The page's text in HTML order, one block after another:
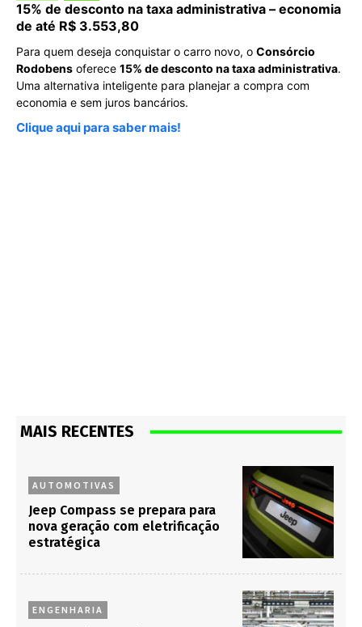
15% de desconto na taxa administrativa – economia
de até R$ 3.553,80
Para quem deseja conquistar o carro novo, o Consórcio
Rodobens oferece 15% de desconto na taxa administrativa.
Uma alternativa inteligente para planejar a compra com
economia e sem juros bancários.
Clique aqui para saber mais!
MAIS RECENTES
AUTOMOTIVAS
Jeep Compass se prepara para
nova geração com eletrificação
estratégica
ENGENHARIA